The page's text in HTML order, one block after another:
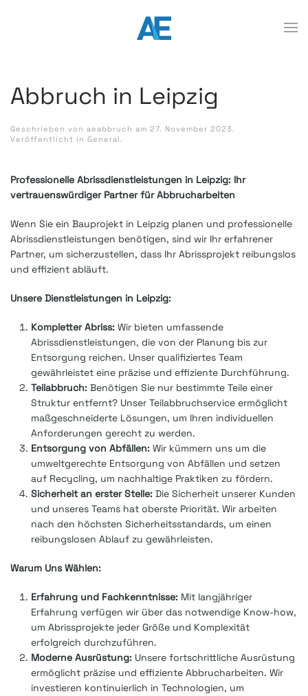
Abbruch in Leipzig
Geschrieben von aeabbruch am 27. November 2023.
Veröffentlicht in General.
Professionelle Abrissdienstleistungen in Leipzig: Ihr
vertrauenswürdiger Partner für Abbrucharbeiten
Wenn Sie ein Bauprojekt in Leipzig planen und professionelle
Abrissdienstleistungen benötigen, sind wir Ihr erfahrener
Partner, um sicherzustellen, dass Ihr Abrissprojekt reibungslos
und effizient abläuft.
Unsere Dienstleistungen in Leipzig:
Kompletter Abriss: Wir bieten umfassende
Abrissdienstleistungen, die von der Planung bis zur
Entsorgung reichen. Unser qualifiziertes Team
gewährleistet eine präzise und effiziente Durchführung.
Teilabbruch: Benötigen Sie nur bestimmte Teile einer
Struktur entfernt? Unser Teilabbruchservice ermöglicht
maßgeschneiderte Lösungen, um Ihren individuellen
Anforderungen gerecht zu werden.
Entsorgung von Abfällen: Wir kümmern uns um die
umweltgerechte Entsorgung von Abfällen und setzen
auf Recycling, um nachhaltige Praktiken zu fördern.
Sicherheit an erster Stelle: Die Sicherheit unserer Kunden
und unseres Teams hat oberste Priorität. Wir arbeiten
nach den höchsten Sicherheitsstandards, um einen
reibungslosen Ablauf zu gewährleisten.
Warum Uns Wählen:
Erfahrung und Fachkenntnisse: Mit langjähriger
Erfahrung verfügen wir über das notwendige Know-how,
um Abrissprojekte jeder Größe und Komplexität
erfolgreich durchzuführen.
Moderne Ausrüstung: Unsere fortschrittliche Ausrüstung
ermöglicht präzise und effiziente Abbrucharbeiten. Wir
investieren kontinuierlich in Technologien, um